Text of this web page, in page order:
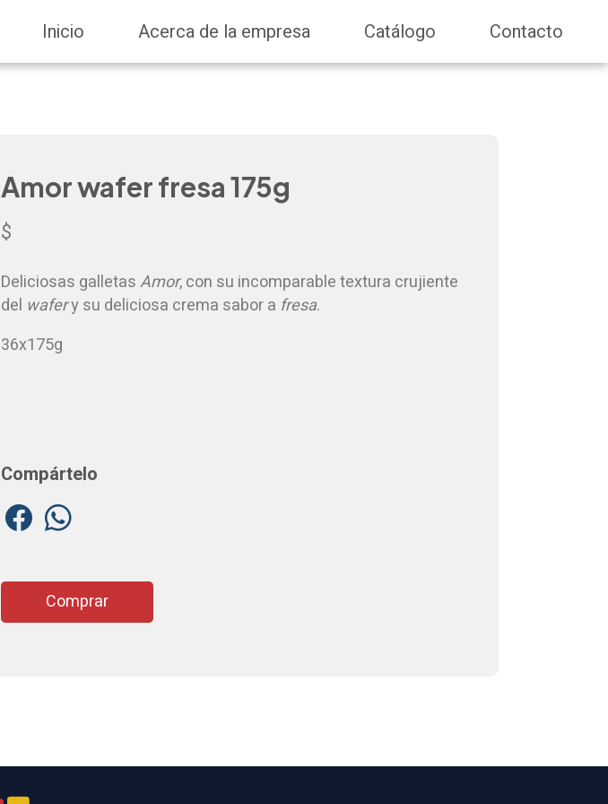
Inicio Acerca de la empresa Catálogo Contacto
Amor wafer fresa 175g
$
Deliciosas galletasAmor, con su incomparable textura crujiente
del wafery su deliciosa crema sabor a fresa.
36x175g
Compártelo
Comprar